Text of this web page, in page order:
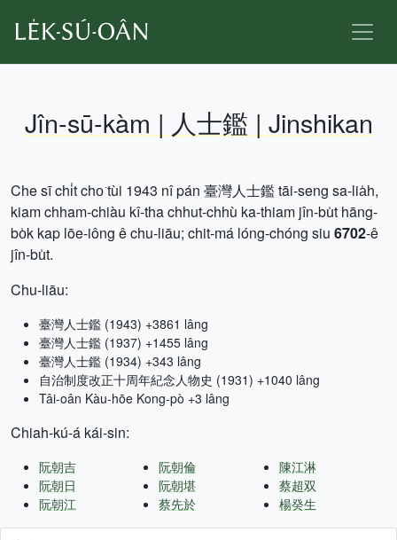
Jîn-sū-kàm | 人士鑑 | Jinshikan
Che sī chi̍t cho͘ tùi 1943 nî pán 臺灣人士鑑 tāi-seng sa-lia̍h,
kiam chham-chiàu kî-tha chhut-chhù ka-thiam jîn-bu̍t hāng-
bo̍k kap lōe-iông ê chu-liāu; chit-má lóng-chóng siu 6702-ê
jîn-bu̍t.
Chu-liāu:
臺灣人士鑑 (1943) +3861 lâng
臺灣人士鑑 (1937) +1455 lâng
臺灣人士鑑 (1934) +343 lâng
自治制度改正十周年紀念人物史 (1931) +1040 lâng
Tâi-oân Kàu-hōe Kong-pò +3 lâng
Chiah-kú-á kái-sin:
阮朝吉
阮朝日
阮朝江
阮朝倫
阮朝堪
蔡先於
陳江淋
蔡超双
楊癸生